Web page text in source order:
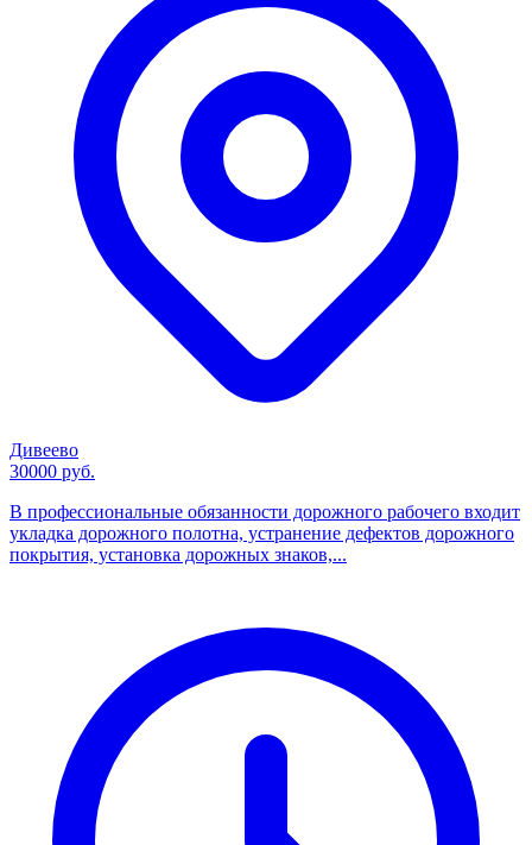
Дивеево
30000 руб.
В профессиональные обязанности дорожного рабочего входит
укладка дорожного полотна, устранение дефектов дорожного
покрытия, установка дорожных знаков,...